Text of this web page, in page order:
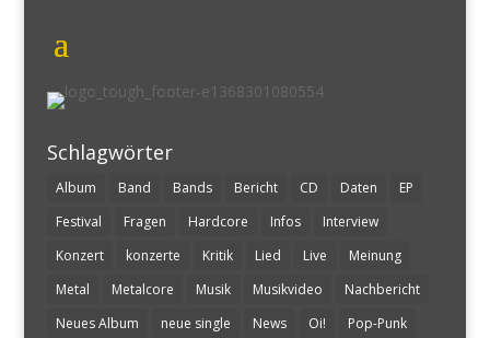
Schlagwörter
Album Band Bands Bericht CD Daten
EP
Festival
Fragen Hardcore Infos
Interview
Konzert
konzerte Kritik Lied Live
Meinung
Metal
Metalcore Musik Musikvideo
Nachbericht
Neues Album
neue single News Oi! Pop-Punk